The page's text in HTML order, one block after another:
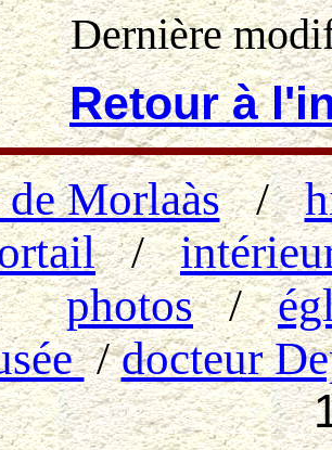
Dernière
Retour à
Morlaàs/
/
photos/
/docteur